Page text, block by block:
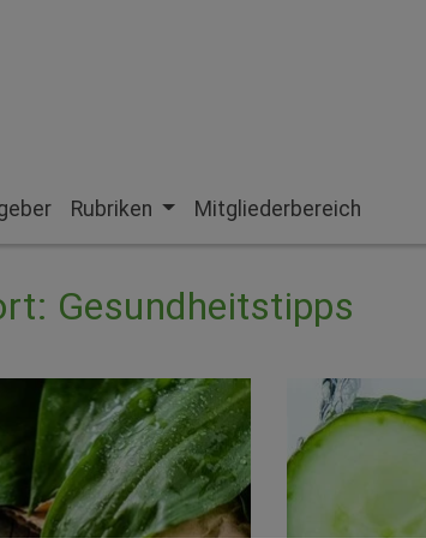
Rubriken Mitgliederbereich
Gesundheitstipps